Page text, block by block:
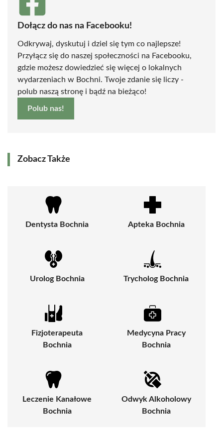
Dołącz do nas na Facebooku!
Odkrywaj, dyskutuj i dziel się tym co najlepsze!
Przyłącz się do naszej społeczności na Facebooku,
gdzie możesz dowiedzieć się więcej o lokalnych
wydarzeniach w Bochni. Twoje zdanie się liczy -
polub naszą stronę i bądź na bieżąco!
Polub nas!
Zobacz Także
Dentysta Bochnia Apteka Bochnia
Urolog Bochnia Trycholog Bochnia
Fizjoterapeuta
Bochnia
Medycyna Pracy
Bochnia
Leczenie Kanałowe
Bochnia
Odwyk Alkoholowy
Bochnia